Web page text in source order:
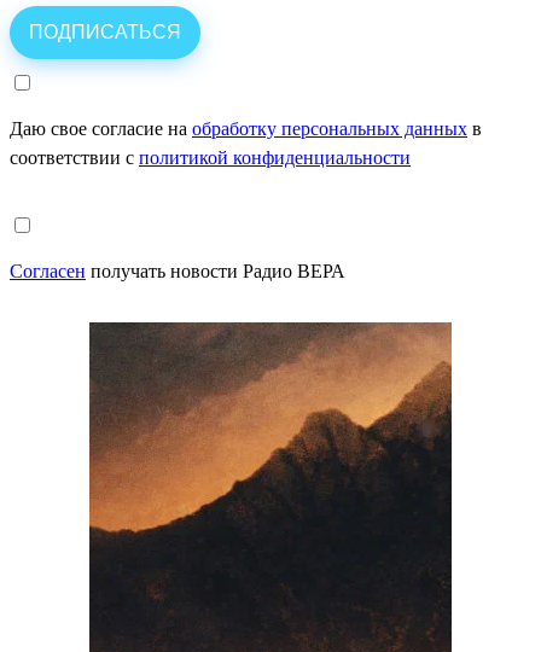
Даю свое согласие на обработку персональных данных в
соответствии с политикой конфиденциальности
Согласен получать новости Радио ВЕРА